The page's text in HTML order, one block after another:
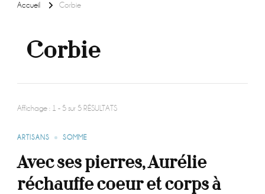
Accueil Corbie
Corbie
Affichage : 1 - 5 sur 5 RÉSULTATS
ARTISANS SOMME
Avec ses pierres, Aurélie
réchauffe coeur et corps à